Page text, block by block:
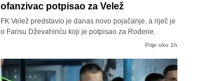
ofanzivac potpisao za Velež
FK Velež predstavio je danas novo pojačanje, a riječ je
o Farisu Dževahiriću koji je potpisao za Rođene.
Prije oko 1h